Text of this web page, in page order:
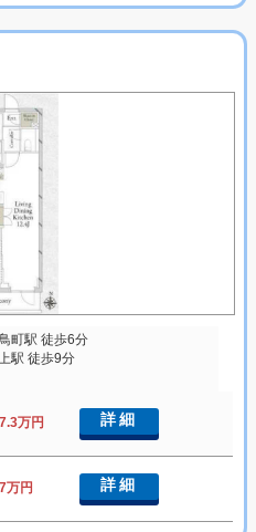
町駅 徒歩6分
駅 徒歩9分
万円 詳細
万円 詳細